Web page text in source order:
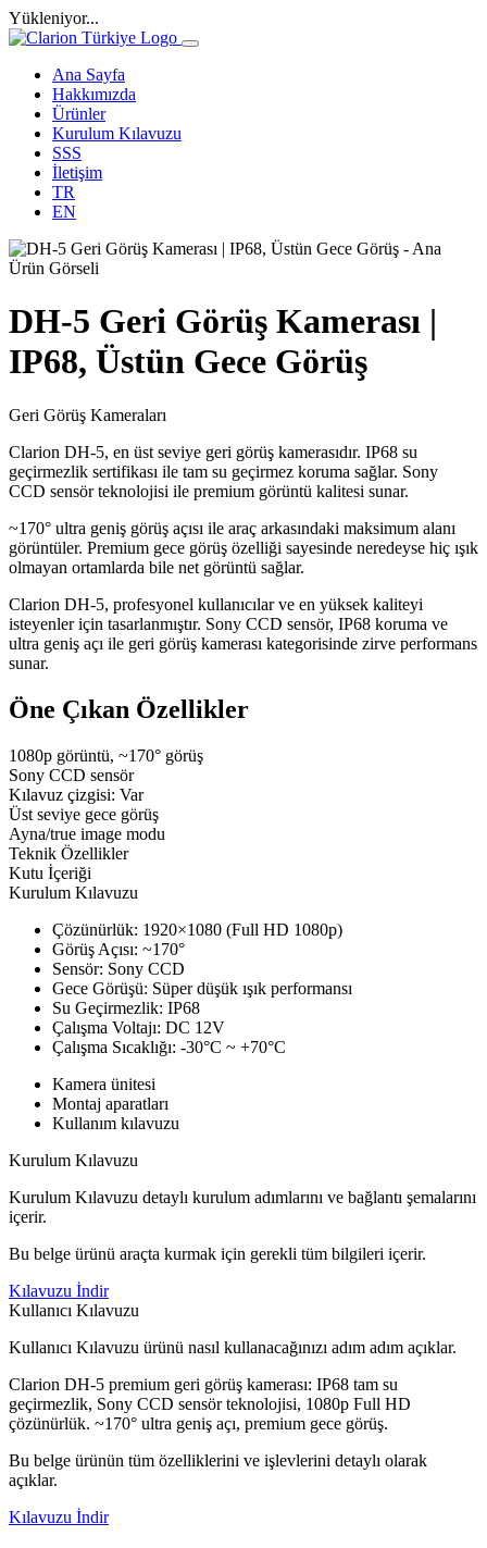
Yükleniyor...
Ana Sayfa
Hakkımızda
Ürünler
Kurulum Kılavuzu
SSS
İletişim
TR
EN
DH-5 Geri Görüş Kamerası |
IP68, Üstün Gece Görüş
Geri Görüş Kameraları
Clarion DH-5, en üst seviye geri görüş kamerasıdır. IP68 su
geçirmezlik sertifikası ile tam su geçirmez koruma sağlar. Sony
CCD sensör teknolojisi ile premium görüntü kalitesi sunar.
~170° ultra geniş görüş açısı ile araç arkasındaki maksimum alanı
görüntüler. Premium gece görüş özelliği sayesinde neredeyse hiç ışık
olmayan ortamlarda bile net görüntü sağlar.
Clarion DH-5, profesyonel kullanıcılar ve en yüksek kaliteyi
isteyenler için tasarlanmıştır. Sony CCD sensör, IP68 koruma ve
ultra geniş açı ile geri görüş kamerası kategorisinde zirve performans
sunar.
Öne Çıkan Özellikler
1080p görüntü, ~170° görüş
Sony CCD sensör
Kılavuz çizgisi: Var
Üst seviye gece görüş
Ayna/true image modu
Teknik Özellikler
Kutu İçeriği
Kurulum Kılavuzu
Çözünürlük: 1920×1080 (Full HD 1080p)
Görüş Açısı: ~170°
Sensör: Sony CCD
Gece Görüşü: Süper düşük ışık performansı
Su Geçirmezlik: IP68
Çalışma Voltajı: DC 12V
Çalışma Sıcaklığı: -30°C ~ +70°C
Kamera ünitesi
Montaj aparatları
Kullanım kılavuzu
Kurulum Kılavuzu
Kurulum Kılavuzu detaylı kurulum adımlarını ve bağlantı şemalarını
içerir.
Bu belge ürünü araçta kurmak için gerekli tüm bilgileri içerir.
Kılavuzu İndir
Kullanıcı Kılavuzu
Kullanıcı Kılavuzu ürünü nasıl kullanacağınızı adım adım açıklar.
Clarion DH-5 premium geri görüş kamerası: IP68 tam su
geçirmezlik, Sony CCD sensör teknolojisi, 1080p Full HD
çözünürlük. ~170° ultra geniş açı, premium gece görüş.
Bu belge ürünün tüm özelliklerini ve işlevlerini detaylı olarak
açıklar.
Kılavuzu İndir